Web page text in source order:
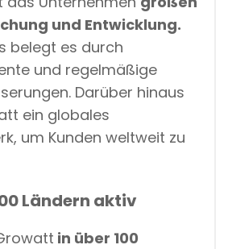
und Entwicklung.
belegt es durch
und regelmäßige
Darüber hinaus
ein globales
um Kunden weltweit zu
Ländern aktiv
in über 100